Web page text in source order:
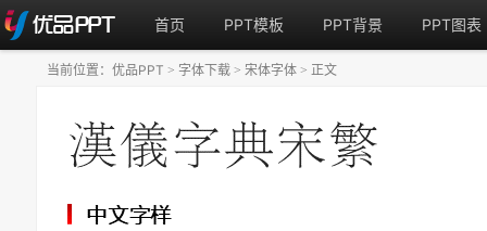
首页 PPT模板 PPT背景 PPT图表
当前位置： 优品PPT > 字体下载 > 宋体字体 > 正文